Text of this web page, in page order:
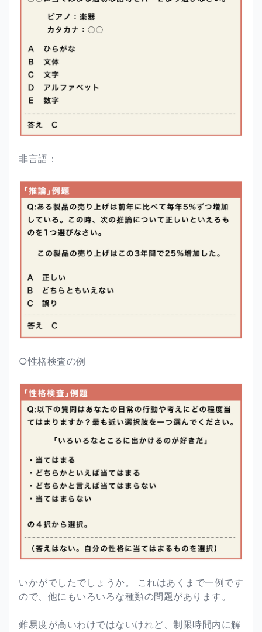
非言語：
○性格検査の例
いかがでしたでしょうか。 これはあくまで一例です
ので、他にもいろいろな種類の問題があります。
難易度が高いわけではないけれど、制限時間内に解